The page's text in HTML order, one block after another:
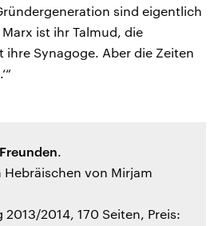
sind eigentlich
ist ihr Talmud, die
ihre Synagoge. Aber die Zeiten
.
Hebräischen von Mirjam
2013/2014, 170 Seiten, Preis: